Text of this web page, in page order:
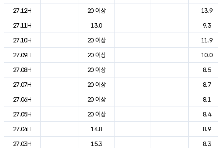
27.12H
20 이상
13.9
27.11H
13.0
9.3
27.10H
20 이상
11.9
27.09H
20 이상
10.0
27.08H
20 이상
8.5
27.07H
20 이상
8.7
27.06H
20 이상
8.1
27.05H
20 이상
8.4
27.04H
14.8
8.9
27.03H
15.3
8.3